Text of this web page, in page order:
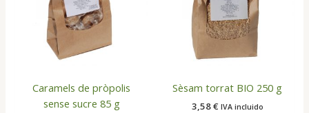
Caramels de pròpolis
sense sucre 85 g
Sèsam torrat BIO 250 g
3,58€ IVA incluido